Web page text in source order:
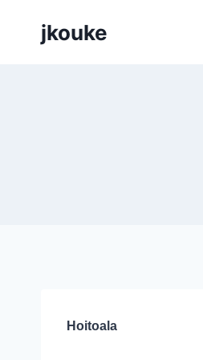
sisältöönjkouke
Hoitoala